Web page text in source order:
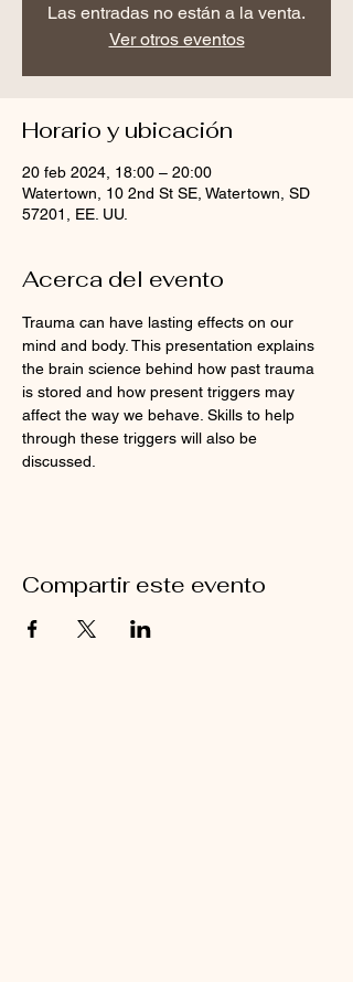
Las entradas no están a la venta.
Ver otros eventos
Horario y ubicación
20 feb 2024, 18:00 – 20:00
Watertown, 10 2nd St SE, Watertown, SD
57201, EE. UU.
Acerca del evento
Trauma can have lasting effects on our
mind and body. This presentation explains
the brain science behind how past trauma
is stored and how present triggers may
affect the way we behave. Skills to help
through these triggers will also be
discussed.
Compartir este evento